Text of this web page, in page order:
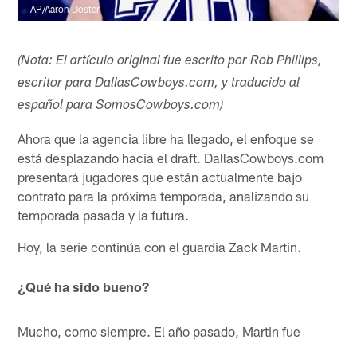
AP/Aaron Doster
(Nota: El artículo original fue escrito por Rob Phillips,
escritor para DallasCowboys.com, y traducido al
español para SomosCowboys.com)
Ahora que la agencia libre ha llegado, el enfoque se
está desplazando hacia el draft. DallasCowboys.com
presentará jugadores que están actualmente bajo
contrato para la próxima temporada, analizando su
temporada pasada y la futura.
Hoy, la serie continúa con el guardia Zack Martin.
¿Qué ha sido bueno?
Mucho, como siempre. El año pasado, Martin fue